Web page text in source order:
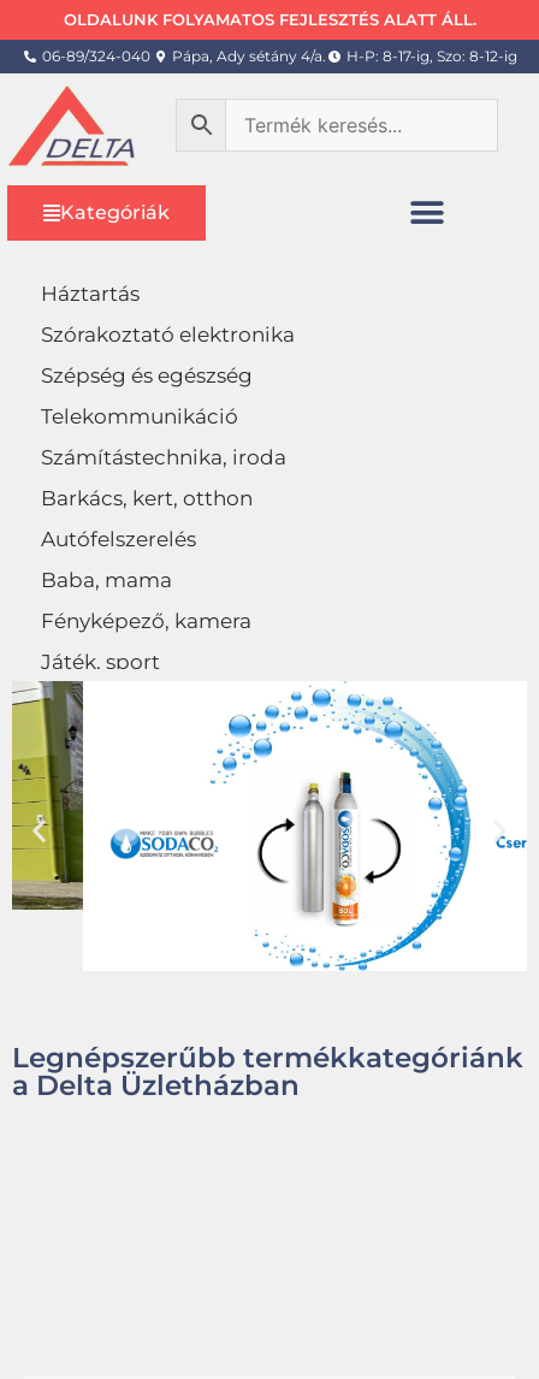
OLDALUNK FOLYAMATOS FEJLESZTÉS ALATT ÁLL.
06-89/324-040 Pápa, Ady sétány 4/a. H-P: 8-17-ig, Szo: 8-12-ig
Kategóriák
Háztartás
Szórakoztató elektronika
Szépség és egészség
Telekommunikáció
Számítástechnika, iroda
Barkács, kert, otthon
Autófelszerelés
Baba, mama
Fényképező, kamera
Játék, sport
Egyéb
Legnépszerűbb termékkategóriánk
a Delta Üzletházban